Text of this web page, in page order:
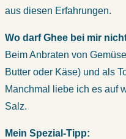
aus diesen Erfahrungen.
Wo darf Ghee bei mir
Beim Anbraten von
Butter oder Käse) und als
Manchmal liebe ich es auf
Salz.
Mein Spezial-Tipp: